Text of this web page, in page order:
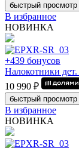
быстрый просмотр
В избранное
НОВИНКА
+439 бонусов
Налокотники
10 990 ₽
быстрый просмотр
В избранное
НОВИНКА